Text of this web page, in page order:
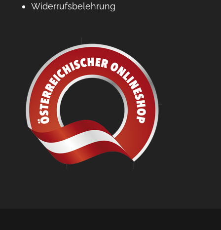
Widerrufsbelehrung